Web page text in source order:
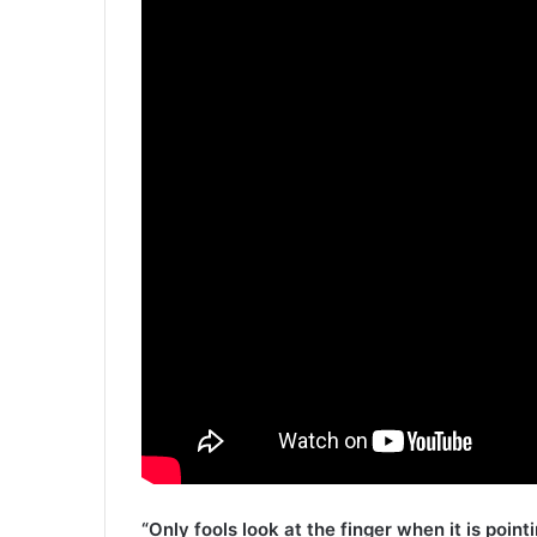
“Only fools look at the finger when it is